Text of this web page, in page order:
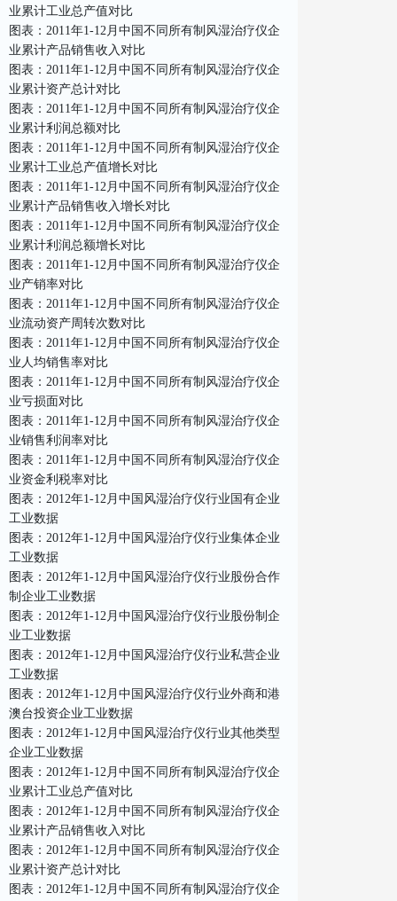
业累计工业总产值对比
图表：2011年1-12月中国不同所有制风湿治疗仪企
业累计产品销售收入对比
图表：2011年1-12月中国不同所有制风湿治疗仪企
业累计资产总计对比
图表：2011年1-12月中国不同所有制风湿治疗仪企
业累计利润总额对比
图表：2011年1-12月中国不同所有制风湿治疗仪企
业累计工业总产值增长对比
图表：2011年1-12月中国不同所有制风湿治疗仪企
业累计产品销售收入增长对比
图表：2011年1-12月中国不同所有制风湿治疗仪企
业累计利润总额增长对比
图表：2011年1-12月中国不同所有制风湿治疗仪企
业产销率对比
图表：2011年1-12月中国不同所有制风湿治疗仪企
业流动资产周转次数对比
图表：2011年1-12月中国不同所有制风湿治疗仪企
业人均销售率对比
图表：2011年1-12月中国不同所有制风湿治疗仪企
业亏损面对比
图表：2011年1-12月中国不同所有制风湿治疗仪企
业销售利润率对比
图表：2011年1-12月中国不同所有制风湿治疗仪企
业资金利税率对比
图表：2012年1-12月中国风湿治疗仪行业国有企业
工业数据
图表：2012年1-12月中国风湿治疗仪行业集体企业
工业数据
图表：2012年1-12月中国风湿治疗仪行业股份合作
制企业工业数据
图表：2012年1-12月中国风湿治疗仪行业股份制企
业工业数据
图表：2012年1-12月中国风湿治疗仪行业私营企业
工业数据
图表：2012年1-12月中国风湿治疗仪行业外商和港
澳台投资企业工业数据
图表：2012年1-12月中国风湿治疗仪行业其他类型
企业工业数据
图表：2012年1-12月中国不同所有制风湿治疗仪企
业累计工业总产值对比
图表：2012年1-12月中国不同所有制风湿治疗仪企
业累计产品销售收入对比
图表：2012年1-12月中国不同所有制风湿治疗仪企
业累计资产总计对比
图表：2012年1-12月中国不同所有制风湿治疗仪企